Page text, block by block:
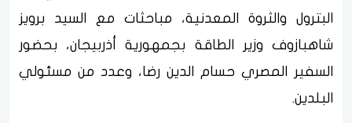
البترول والثروة المعدنية، مباحثات مع السيد برويز
شاهبازوف وزير الطاقة بجمهورية أذربيجان، بحضور
السفير المصري حسام الدين رضا، وعدد من مسئولي
البلدين.